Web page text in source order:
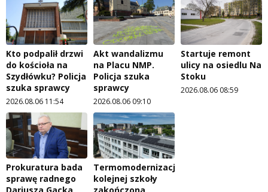
Kto podpalił drzwi
do kościoła na
Szydłówku? Policja
szuka sprawcy
2026.08.06 11:54
Akt wandalizmu
na Placu NMP.
Policja szuka
sprawcy
2026.08.06 09:10
Startuje remont
ulicy na osiedlu Na
Stoku
2026.08.06 08:59
Prokuratura bada
sprawę radnego
Dariusza Gacka
Termomodernizacja
kolejnej szkoły
zakończona